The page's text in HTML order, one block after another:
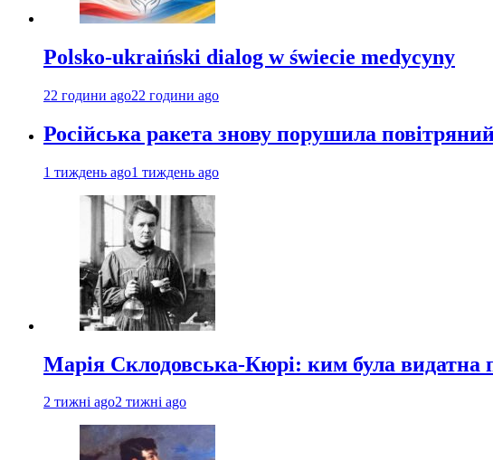
Polsko-ukraiński dialog w świecie medycyny
22 години ago22 години ago
Російська ракета знову порушила
1 тиждень ago1 тиждень ago
Марія Склодовська-Кюрі: ким була видатна
2 тижні ago2 тижні ago